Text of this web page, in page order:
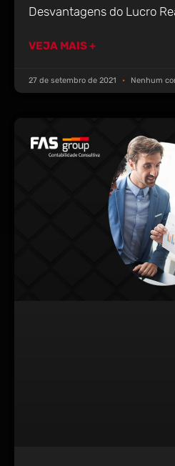
Desvantagens do Lucro
VEJA MAIS +
27 de setembro de 2021 Nenhum